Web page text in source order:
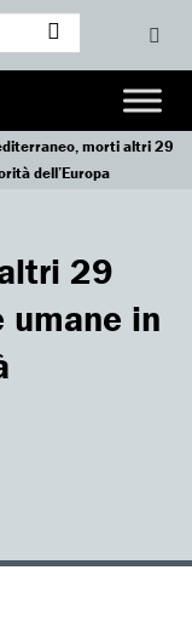
morti altri 29
dell’Europa
29
in